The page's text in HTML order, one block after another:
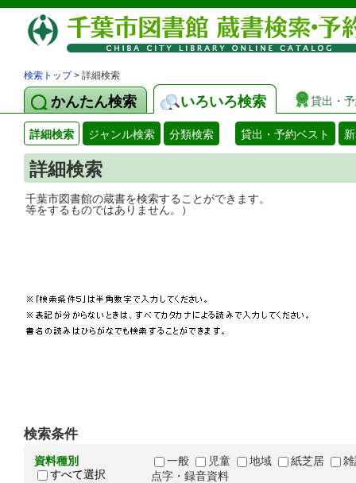
検索トップ> 詳細検索
かんたん検索 いろいろ検索 貸出・
詳細検索 ジャンル検索 分類検索 貸出・予約ベスト
詳細検索
千葉市図書館の蔵書を検索することがで
等をするものではありません。）
検索条件
資料種別
すべて選択
一般 児童 地域 紙芝居
点字・録音資料